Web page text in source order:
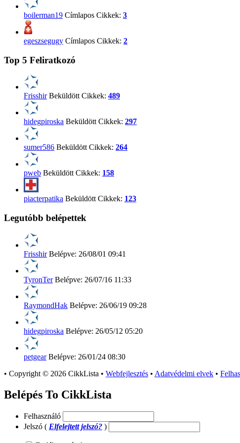
boilerman19 Címlapos Cikkek: 3
egeszsegugy Címlapos Cikkek: 2
Top 5 Feliratkozó
Frisshir Beküldött Cikkek: 489
hidegpiroska Beküldött Cikkek: 297
sumer586 Beküldött Cikkek: 264
pweb Beküldött Cikkek: 158
piacterpatika Beküldött Cikkek: 123
Legutóbb belépettek
Frisshir Belépve: 26/08/01 09:41
TyronTer Belépve: 26/07/16 11:33
RaymondHak Belépve: 26/06/19 09:28
hidegpiroska Belépve: 26/05/12 05:20
petgear Belépve: 26/01/24 08:30
• Copyright © 2026 CikkLista • Webfejlesztés • Adatvédelmi elvek •
Belépés To CikkLista
Felhasználó
Jelszó ( Elfelejtett jelszó? )